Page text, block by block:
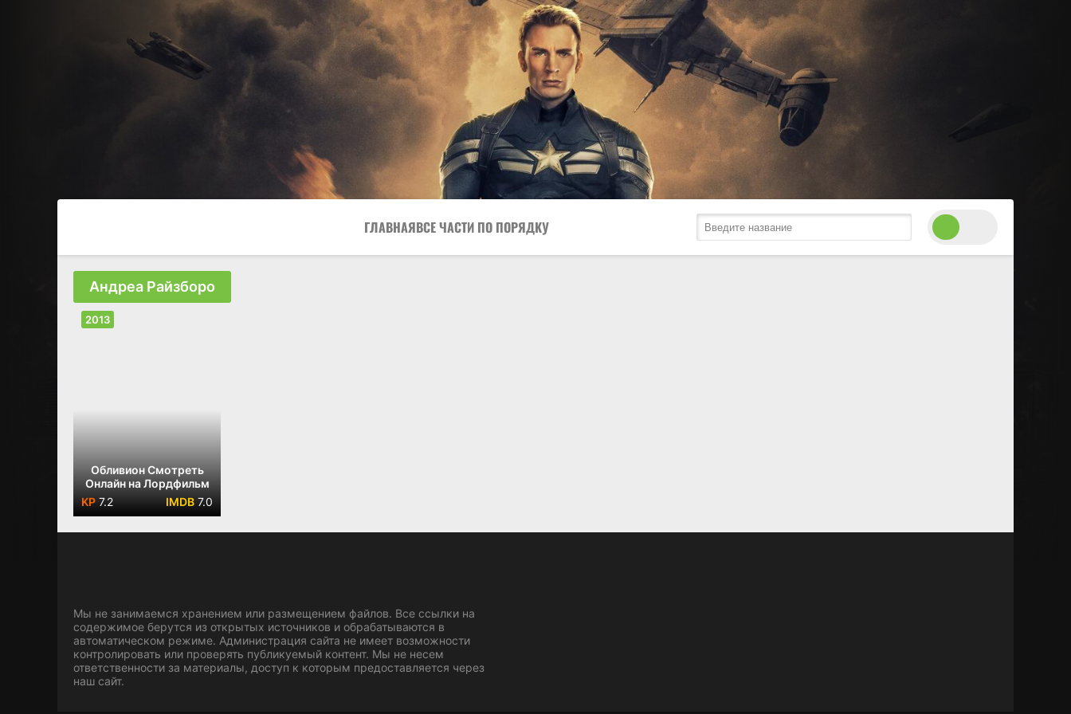
ГЛАВНАЯВСЕ ЧАСТИ ПО ПОРЯДКУ
Андреа Райзборо
Обливион Смотреть
Онлайн на Лордфильм
7.2
7.0
2013
Мы не занимаемся хранением или размещением файлов. Все ссылки на
содержимое берутся из открытых источников и обрабатываются в
автоматическом режиме. Администрация сайта не имеет возможности
контролировать или проверять публикуемый контент. Мы не несем
ответственности за материалы, доступ к которым предоставляется через
наш сайт.